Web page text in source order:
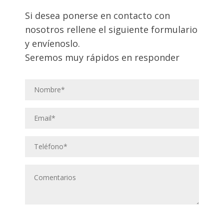
Si desea ponerse en contacto con
nosotros rellene el siguiente formulario
y envíenoslo.
Seremos muy rápidos en responder